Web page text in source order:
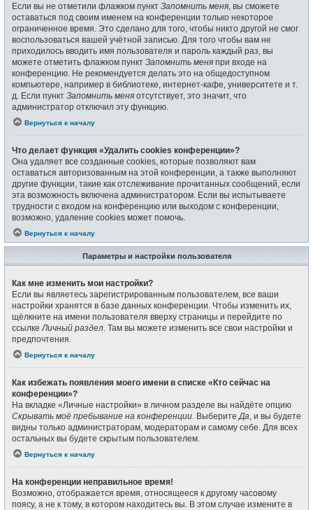
Если вы не отметили флажком пункт Запомнить меня , вы сможете
оставаться под своим именем на конференции только некоторое
ограниченное время. Это сделано для того, чтобы никто другой не смог
воспользоваться вашей учётной записью. Для того чтобы вам не
приходилось вводить имя пользователя и пароль каждый раз, вы
можете отметить флажком пункт Запомнить меня при входе на
конференцию. Не рекомендуется делать это на общедоступном
компьютере, например в библиотеке, интернет-кафе, университете и т.
д. Если пункт Запомнить меня отсутствует, это значит, что
администратор отключил эту функцию.
Вернуться к началу
Что делает функция «Удалить cookies конференции»?
Она удаляет все созданные cookies, которые позволяют вам
оставаться авторизованным на этой конференции, а также выполняют
другие функции, такие как отслеживание прочитанных сообщений, если
эта возможность включена администратором. Если вы испытываете
трудности с входом на конференцию или выходом с конференции,
возможно, удаление cookies может помочь.
Вернуться к началу
Параметры и настройки пользователя
Как мне изменить мои настройки?
Если вы являетесь зарегистрированным пользователем, все ваши
настройки хранятся в базе данных конференции. Чтобы изменить их,
щёлкните на имени пользователя вверху страницы и перейдите по
ссылкеЛичный раздел. Там вы можете изменить все свои настройки и
предпочтения.
Вернуться к началу
Как избежать появления моего имени в списке «Кто сейчас на
конференции»?
На вкладке «Личные настройки» в личном разделе вы найдёте опцию
Скрывать моё пребывание на конференции. ВыберитеДа, и вы будете
видны только администраторам, модераторам и самому себе. Для всех
остальных вы будете скрытым пользователем.
Вернуться к началу
На конференции неправильное время!
Возможно, отображается время, относящееся к другому часовому
поясу, а не к тому, в котором находитесь вы. В этом случае измените в